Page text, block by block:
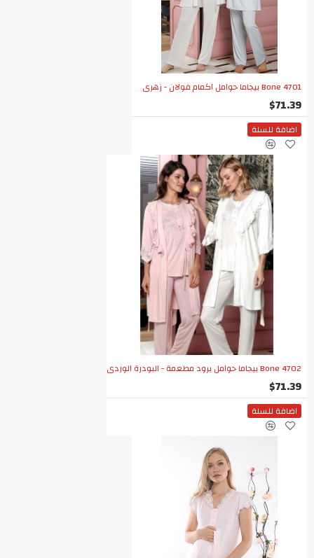
Bone 4701 بيجاما حوامل اكمام فولان - زهري
$71.39
اضافة للسلة
Bone 4702 بيجاما حوامل برود مطعمة - البودرة الوردي
$71.39
اضافة للسلة